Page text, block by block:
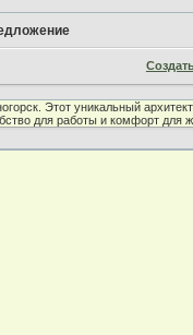
Этот уникальный
для работы и комфорт